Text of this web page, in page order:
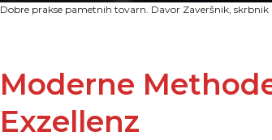
Dobre prakse pametnih tovarn. Davor Zaveršnik, skrbnik
Moderne
Exzellenz